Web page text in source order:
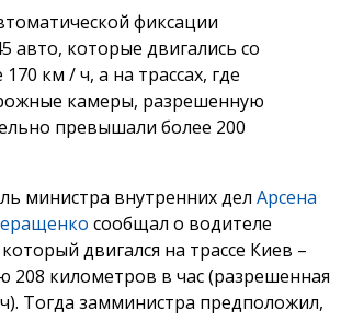
фиксации
авто, которые двигались со
км / ч, а на трассах, где
камеры, разрешенную
превышали более 200
министра внутренних делАрсена
сообщал о водителе
двигался на трассе Киев –
208 километров в час (разрешенная
Тогда замминистра предположил,